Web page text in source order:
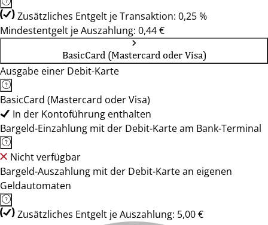
Zusätzliches Entgelt je Transaktion: 0,25 %
Mindestentgelt je Auszahlung: 0,44 €
BasicCard (Mastercard oder Visa)
Ausgabe einer Debit-Karte
BasicCard (Mastercard oder Visa)
In der Kontoführung enthalten
Bargeld-Einzahlung mit der Debit-Karte am Bank-Terminal
Nicht verfügbar
Bargeld-Auszahlung mit der Debit-Karte an eigenen
Geldautomaten
Zusätzliches Entgelt je Auszahlung: 5,00 €